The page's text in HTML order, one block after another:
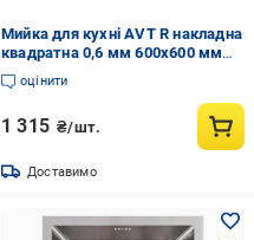
Мийка для кухні AVT R накладна
квадратна 0,6 мм 600x600 мм
Хром (AVT-М-62/1)
оцінити
1 315 ₴/шт.
Доставимо